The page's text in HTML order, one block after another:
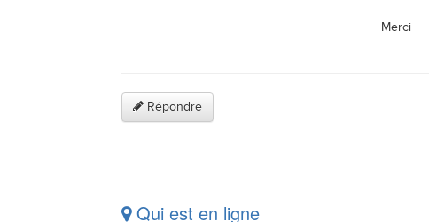
Merci
Répondre
Qui est en ligne